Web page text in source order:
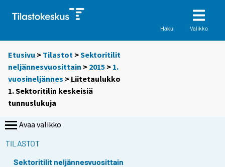
Haku Valikko
Etusivu > Tilastot >Sektoritilit
neljännesvuosittain > 2015 > 1.
vuosineljännes > Liitetaulukko
1. Sektoritilin keskeisiä
tunnuslukuja
Avaa valikko
TILASTOT
Sektoritilit neljännesvuosittain